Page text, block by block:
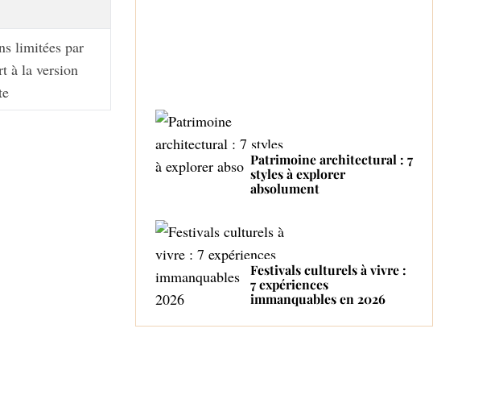
limitées par
à la version
Patrimoine architectural : 7
styles à explorer
absolument
Festivals culturels à vivre :
7 expériences
immanquables en 2026